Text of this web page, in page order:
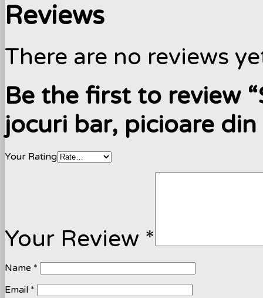
Reviews
There are no reviews
Be the first to review
jocuri bar, picioare din
Your Rating
Your Review *
Name *
Email *